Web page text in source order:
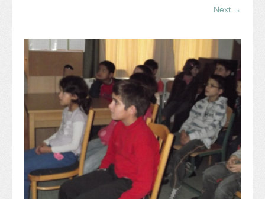
Diákigazolvány
Középfokú beiskolázás a 2026-2027-ös tanévben
Középfokú eredmények
Alapítvány
Pedagógiai szakmai ellenőrzés
Gyermek- és ifjúságvédelem
Étlap
Projektjeink
Digitális témahét 2016
EFOP-3.1.6
Közlekedés biztonsági pályázat
Next →